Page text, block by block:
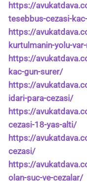
https://
tesebbus-cezasi-
https://
kurtulmanin-yolu-
https://
kac-gun-surer/
https://
idari-para-cezasi/
https://
cezasi-18-yas-alti/
https://
cezasi/
https://
olan-suc-ve-cezalar/